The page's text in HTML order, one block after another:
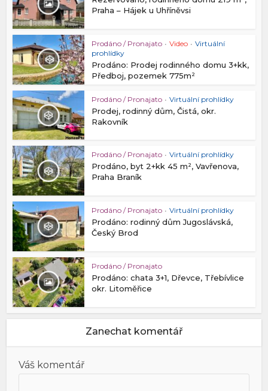
Praha – Hájek u Uhříněvsi
Prodáno / Pronajato • Video • Virtuální
prohlídky
Prodáno: Prodej rodinného domu 3+kk,
Předboj, pozemek 775m²
Prodáno / Pronajato • Virtuální prohlídky
Prodej, rodinný dům, Čistá, okr.
Rakovník
Prodáno / Pronajato • Virtuální prohlídky
Prodáno, byt 2+kk 45 m², Vavřenova,
Praha Braník
Prodáno / Pronajato • Virtuální prohlídky
Prodáno: rodinný dům Jugoslávská,
Český Brod
Prodáno / Pronajato
Prodáno: chata 3+1, Dřevce, Třebívlice
okr. Litoměřice
Zanechat komentář
Váš komentář